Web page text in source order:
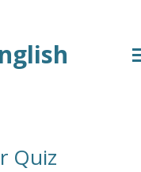
Quiz